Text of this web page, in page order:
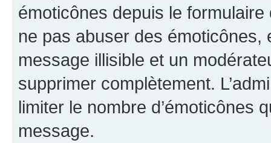
émoticônes depuis le
ne pas abuser des
message illisible et un
supprimer complètement.
limiter le nombre d’émoticônes
message.